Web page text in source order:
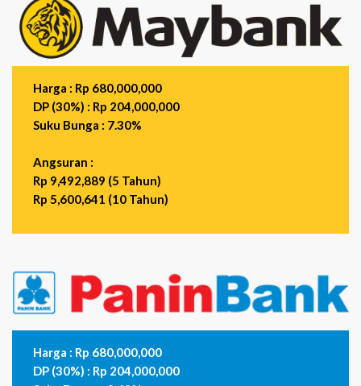
Harga : Rp 680,000,000
DP (30%) : Rp 204,000,000
Suku Bunga : 7.30%
Angsuran :
Rp 9,492,889 (5 Tahun)
Rp 5,600,641 (10 Tahun)
Harga : Rp 680,000,000
DP (30%) : Rp 204,000,000